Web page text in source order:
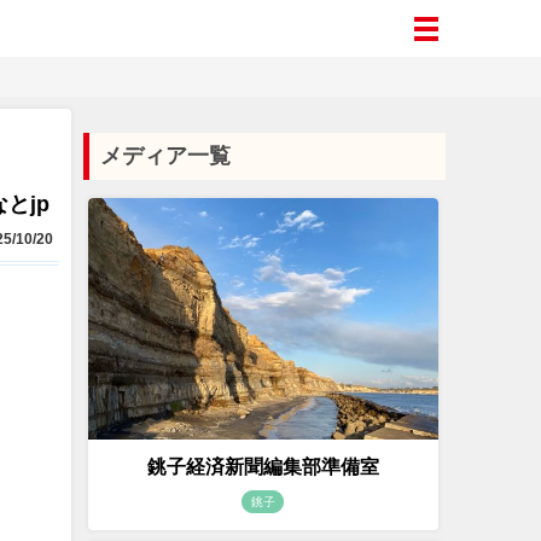
とjp
10/20
メディア一覧
銚子経済新聞編集部準備室
銚子